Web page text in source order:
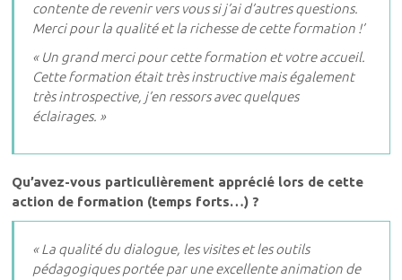
contente de revenir vers vous si j’ai d’autres questions.
Merci pour la qualité et la richesse de cette formation !’
« Un grand merci pour cette formation et votre accueil.
Cette formation était très instructive mais également
très introspective, j’en ressors avec quelques
éclairages. »
Qu’avez-vous particulièrement apprécié lors de cette
action de formation (temps forts…) ?
« La qualité du dialogue, les visites et les outils
pédagogiques portée par une excellente animation de